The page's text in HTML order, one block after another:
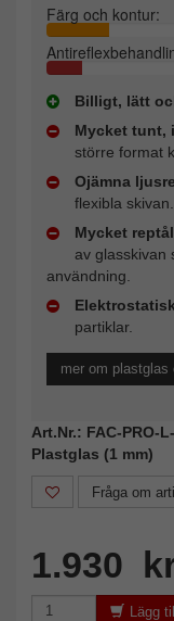
Färg och kontur:
Billigt, lätt
Mycket tunt,
större format
Ojämna
flexibla skivan.
Mycket
av glasskivan
användning.
partiklar.
mer om plastglas
Art.Nr.: FAC-PRO-
Plastglas (1 mm)
Fråga om
1.930
Lägg